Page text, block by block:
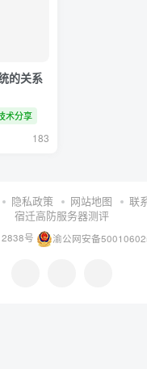
的关系
术分享
183
隐私政策 网站地图
联
宿迁高防服务器测评
号 渝公网安备